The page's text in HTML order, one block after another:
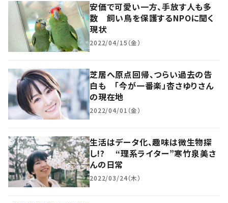
安価で可愛い一方、手放す人も多
数 飼い鳥を保護するNPOに聞く
現状
2022/04/15（金）
芝居へ原点回帰、つらい過去の告
白も 「今が一番楽」杏さゆりさん
の現在地
2022/04/01（金）
生活はデータ化、趣味は微生物探
し!? “理系ライター”寒竹泉美さ
んの日常
2022/03/24（木）